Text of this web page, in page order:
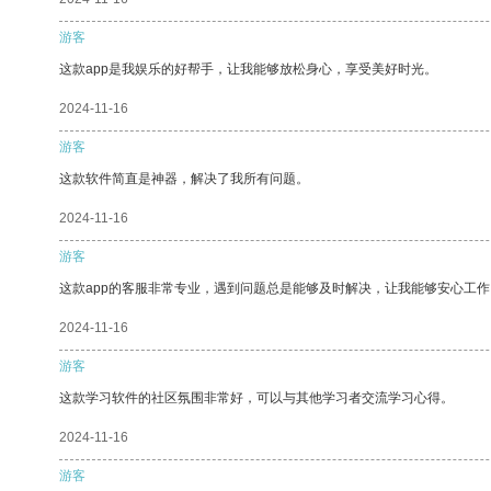
游客
这款app是我娱乐的好帮手，让我能够放松身心，享受美好时光。
2024-11-16
游客
这款软件简直是神器，解决了我所有问题。
2024-11-16
游客
这款app的客服非常专业，遇到问题总是能够及时解决，让我能够安心工
2024-11-16
游客
这款学习软件的社区氛围非常好，可以与其他学习者交流学习心得。
2024-11-16
游客